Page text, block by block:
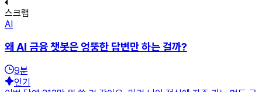
스크랩
AI
왜 AI 금융 챗봇은 엉뚱한 답변만 하는 걸까?
9분
인기